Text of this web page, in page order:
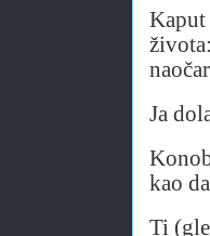
Kaput
Ja
kao
Ti